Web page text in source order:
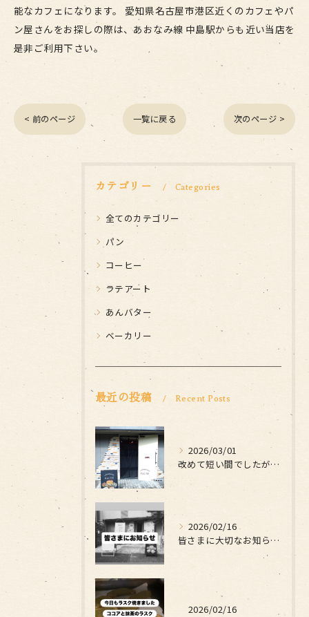
能なカフェになります。 愛知県名古屋市港区近くのカフェやパ
ン屋さんをお探しの際は、あおなみ線 中島駅からも近い当店を
是非ご利用下さい。
< 前のページ 一覧に戻る 次のページ >
カテゴリー Categories
全てのカテゴリー
パン
コーヒー
ラテアート
あんバター
ベーカリー
最近の投稿 Recent Posts
2026/03/01
改めて短い間でしたがお世話になりました
2026/02/16
皆さまに大切なお知らせです
2026/02/16